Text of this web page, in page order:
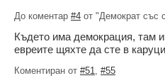
До коментар #4 от "Демократ със
Където има демокрация, там
евреите щяхте да сте в
Коментиран от #51 #55